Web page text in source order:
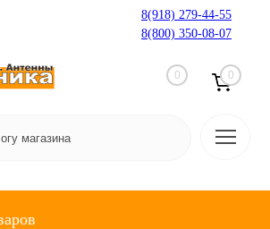
8(918) 279-44-55
8(800) 350-08-07
0 0